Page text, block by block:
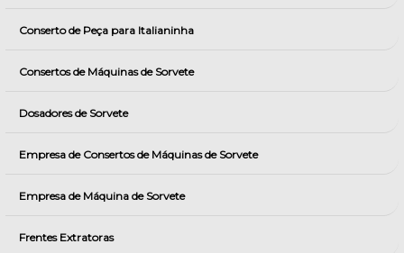
Conserto de Peça para Italianinha
Consertos de Máquinas de Sorvete
Dosadores de Sorvete
Empresa de Consertos de Máquinas de Sorvete
Empresa de Máquina de Sorvete
Frentes Extratoras